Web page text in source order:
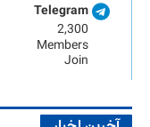
Telegram
2,300
Members
Join